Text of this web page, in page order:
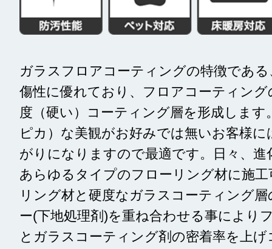
ガラスフロアコーティングの特徴である
傷性に優れており、フロアコーティング
度（硬い）コーティング層を形成します
ピカ）な美観がお好みでは無いお客様に
がりになりますので最適です。日々、進
あらゆるタイプのフロ ーリング材に施
リング材と硬度なガラスコーティング
ー(下地処理剤)を重ね合わせる事により
とガラス コーティング剤の密着率を上げ